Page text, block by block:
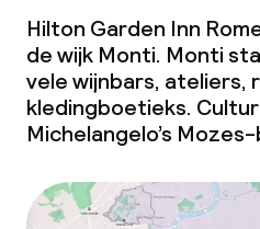
Glutenvrije opties
Vegetarische
Hilton Garden Inn
de wijk Monti. Monti
vele wijnbars, ateliers,
kledingboetieks.
Michelangelo’s